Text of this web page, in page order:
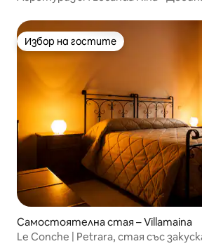
Избор на гостите
Избор на гостите
Самостоятелна стая – Villamaina
Le Conche | Petrara, стая със